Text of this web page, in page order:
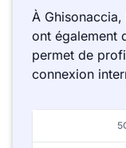
À
ont également
permet de
connexion